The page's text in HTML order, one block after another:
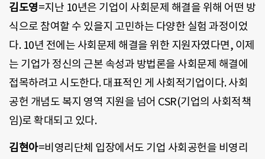
김도영=지난 10년은 기업이 사회문제 해결을 위해 어떤 방
식으로 참여할 수 있을지 고민하는 다양한 실험 과정이었
다. 10년 전에는 사회문제 해결을 위한 지원자였다면, 이제
는 기업가 정신의 근본 속성과 방법론을 사회문제 해결에
접목하려고 시도한다. 대표적인 게 사회적기업이다. 사회
공헌 개념도 복지 영역 지원을 넘어 CSR(기업의 사회적책
임)로 확대되고 있다.
김현아=비영리단체 입장에서도 기업 사회공헌을 비영리